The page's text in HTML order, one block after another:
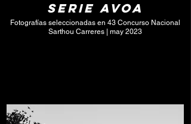
Serie Avoa
Fotografías seleccionadas en 43 Concurso Nacional
Sarthou Carreres | may 2023